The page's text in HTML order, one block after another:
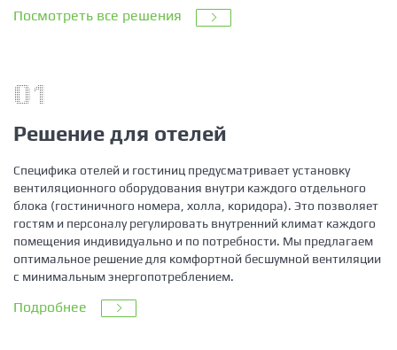
Посмотреть все решения
01
Решение для отелей
Специфика отелей и гостиниц предусматривает установку
вентиляционного оборудования внутри каждого отдельного
блока (гостиничного номера, холла, коридора). Это позволяет
гостям и персоналу регулировать внутренний климат каждого
помещения индивидуально и по потребности. Мы предлагаем
оптимальное решение для комфортной бесшумной вентиляции
с минимальным энергопотреблением.
Подробнее